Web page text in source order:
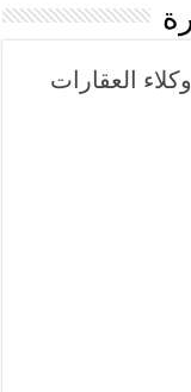
العقارات